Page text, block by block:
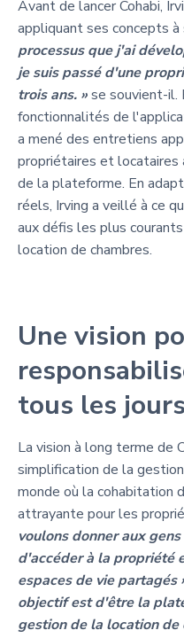
Avant de lancer Cohabi,
appliquant ses concepts
processus que j'ai
je suis passé d'une
trois ans. »se souvient-il.
fonctionnalités de
a mené des entretiens
propriétaires et
de la plateforme. En
réels, Irving a veillé à ce
aux défis les plus
location de chambres.
Une vision
tous les jours
La vision à long terme de
simplification de la
monde où la cohabitation
attrayante pour les
voulons donner aux
d'accéder à la propriété
espaces de vie partagés
objectif est d'être la
gestion de la location